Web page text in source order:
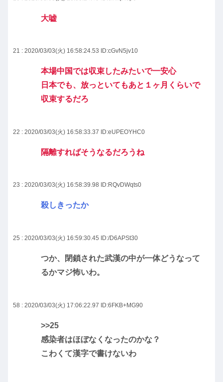
大嘘
21 : 2020/03/03(火) 16:58:24.53 ID:cGvN5jv10
本場中国では収束したみたいで一安心
日本でも、放っといてもあと１ヶ月くらいで
収束するだろ
22 : 2020/03/03(火) 16:58:33.37 ID:eUPEOYHC0
隔離すればそうなるだろうね
23 : 2020/03/03(火) 16:58:39.98 ID:RQvDWqts0
殺しきったか
25 : 2020/03/03(火) 16:59:30.45 ID:/D6APSt30
つか、閉鎖された武漢の中が一体どうなって
るかマジ怖いわ。
58 : 2020/03/03(火) 17:06:22.97 ID:6FKB+MG90
>>25
感染者はほぼなくなったのかな？
こわくて漢字で書けないわ